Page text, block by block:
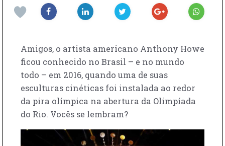
Amigos, o artista americano Anthony Howe
ficou conhecido no Brasil – e no mundo
todo – em 2016, quando uma de suas
esculturas cinéticas foi instalada ao redor
da pira olímpica na abertura da Olimpíada
do Rio. Vocês se lembram?